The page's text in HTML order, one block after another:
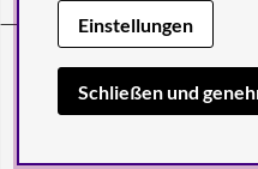
Engelbrektsgatan 29
Einstellungen
Schließen und